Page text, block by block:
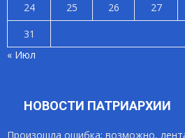
24
25 26 27
31
« Июл
НОВОСТИ ПАТРИАРХИИ
Произошла ошибка; возможно,